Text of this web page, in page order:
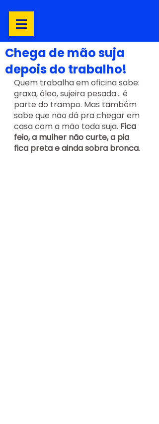
Chega de mão suja
depois do trabalho!
Quem trabalha em oficina sabe:
graxa, óleo, sujeira pesada... é
parte do trampo. Mas também
sabe que não dá pra chegar em
casa com a mão toda suja. Fica
feio, a mulher não curte, a pia
fica preta e ainda sobra bronca.